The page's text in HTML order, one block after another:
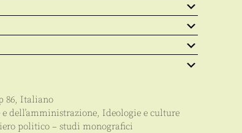
86, Italiano
dell’amministrazione, Ideologie e culture
politico – studi monografici